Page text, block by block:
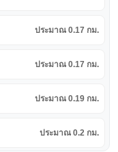
ประมาณ 0.17 กม.
ประมาณ 0.17 กม.
ประมาณ 0.19 กม.
ประมาณ 0.2 กม.